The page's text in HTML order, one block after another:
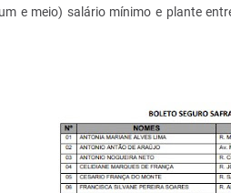
e meio) salário mínimo e plante